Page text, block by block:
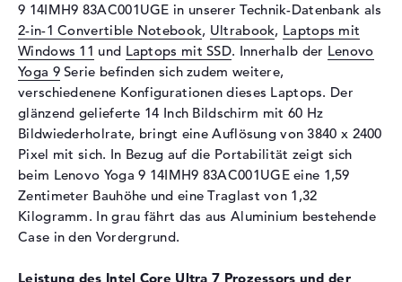
Max. Auflösung
3840 x 2400
Auflösungstyp
WQUXGA
Bildwiederholrate
60 Hz
Besonderheiten
Multi-Touchscreen, glänzend,
OLED-Display, HDR, Dolby
Vision
Audio
Soundkarte
Realtek ALC3306
Webcam
9 14IMH9 83AC001UGE in unserer Technik-Datenbank als
2-in-1 Convertible Notebook, Ultrabook, Laptops mit
Windows 11 und Laptops mit SSD. Innerhalb der Lenovo
Yoga 9Serie befinden sich zudem weitere,
verschiedenene Konfigurationen dieses Laptops. Der
glänzend gelieferte 14 Inch Bildschirm mit 60 Hz
Bildwiederholrate, bringt eine Auflösung von 3840 x 2400
Pixel mit sich. In Bezug auf die Portabilität zeigt sich
beim Lenovo Yoga 9 14IMH9 83AC001UGE eine 1,59
Zentimeter Bauhöhe und eine Traglast von 1,32
Kilogramm. In grau fährt das aus Aluminium bestehende
Case in den Vordergrund.
Leistung des Intel Core Ultra 7 Prozessors und der